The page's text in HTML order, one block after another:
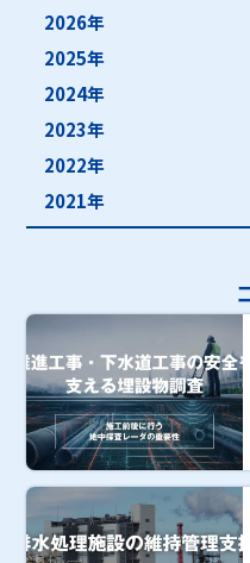
2026年
2025年
2024年
2023年
2022年
2021年